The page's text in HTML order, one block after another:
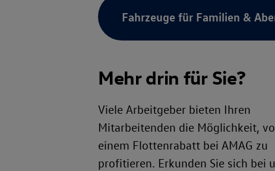
Fahrzeuge für Familien &
Mehr drin für Sie?
Viele Arbeitgeber bieten Ihren
Mitarbeitenden die Möglichkeit,
einem Flottenrabatt bei AMAG zu
profitieren. Erkunden Sie sich bei